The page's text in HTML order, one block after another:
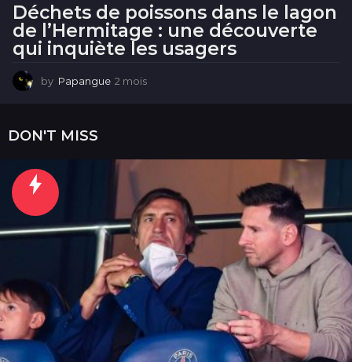
Déchets de poissons dans le lagon
de l’Hermitage : une découverte
qui inquiète les usagers
by Papangue 2 mois
DON'T MISS